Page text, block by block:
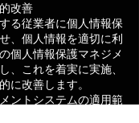
改善
る従業者に個人情報保
、個人情報を適切に利
個人情報保護マネジメ
、これを着実に実施、
に改善します。
ントシステムの適用範